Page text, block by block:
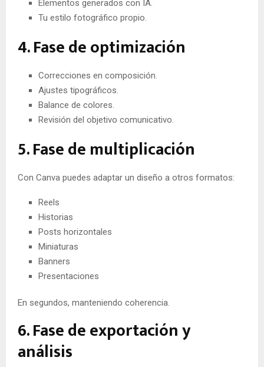
Elementos generados con IA.
Tu estilo fotográfico propio.
4. Fase de optimización
Correcciones en composición.
Ajustes tipográficos.
Balance de colores.
Revisión del objetivo comunicativo.
5. Fase de multiplicación
Con Canva puedes adaptar un diseño a otros formatos:
Reels
Historias
Posts horizontales
Miniaturas
Banners
Presentaciones
En segundos, manteniendo coherencia.
6. Fase de exportación y
análisis